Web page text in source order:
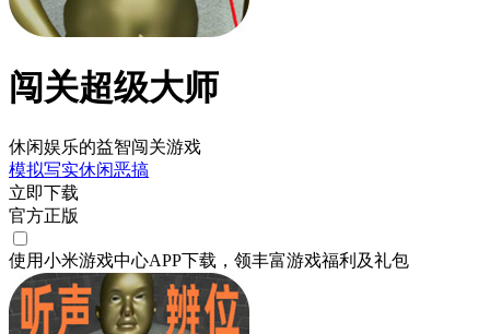
闯关超级大师
休闲娱乐的益智闯关游戏
模拟写实休闲恶搞
立即下载
官方正版
使用小米游戏中心APP下载 ，领丰富游戏福利 及礼包